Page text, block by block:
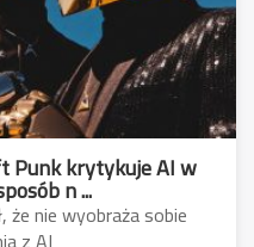
Punk krytykuje AI w
n ...
że nie wyobraża sobie